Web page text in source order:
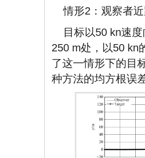
情形2：观察者
目标以50 kn速
250 m处，以50 kn
了这一情形下的目
种方法的均方根误